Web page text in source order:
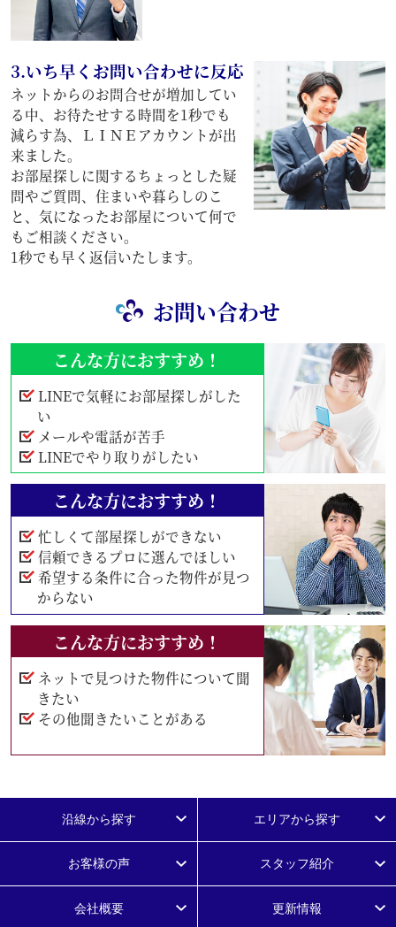
3.いち早くお問い合わせに反応
ネットからのお問合せが増加してい
る中、お待たせする時間を1秒でも
減らす為、ＬＩＮＥアカウントが出
来ました。
お部屋探しに関するちょっとした疑
問やご質問、住まいや暮らしのこ
と、気になったお部屋について何で
もご相談ください。
1秒でも早く返信いたします。
お問い合わせ
こんな方におすすめ！
LINEで気軽にお部屋探しがした
い
メールや電話が苦手
LINEでやり取りがしたい
こんな方におすすめ！
忙しくて部屋探しができない
信頼できるプロに選んでほしい
希望する条件に合った物件が見つ
からない
こんな方におすすめ！
ネットで見つけた物件について聞
きたい
その他聞きたいことがある
沿線から探す エリアから探す
お客様の声 スタッフ紹介
会社概要 更新情報